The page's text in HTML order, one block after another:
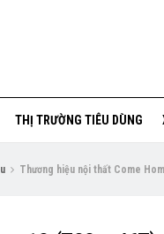
THỊ TRƯỜNG TIÊU DÙNG
Thương hiệu nội thất Come